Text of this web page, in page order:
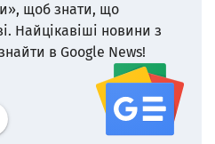
щоб знати, що
Найцікавіші новини з
в Google News!
google news